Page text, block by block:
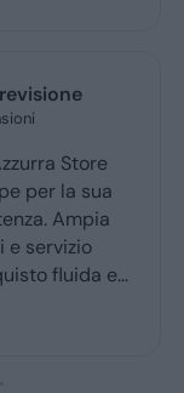
Store
per la sua
Ampia
servizio
fluida e